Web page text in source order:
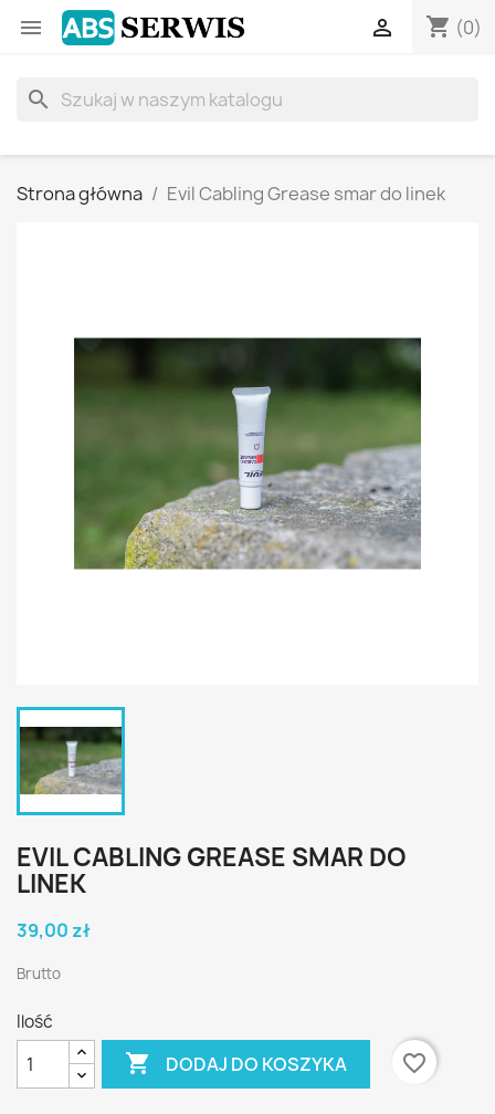
 shopping_cart (0)

search
Strona główna Evil Cabling Grease smar do linek
EVIL CABLING GREASE SMAR DO
LINEK
39,00 zł
Brutto
Ilość
 DODAJ DO KOSZYKA favorite_border